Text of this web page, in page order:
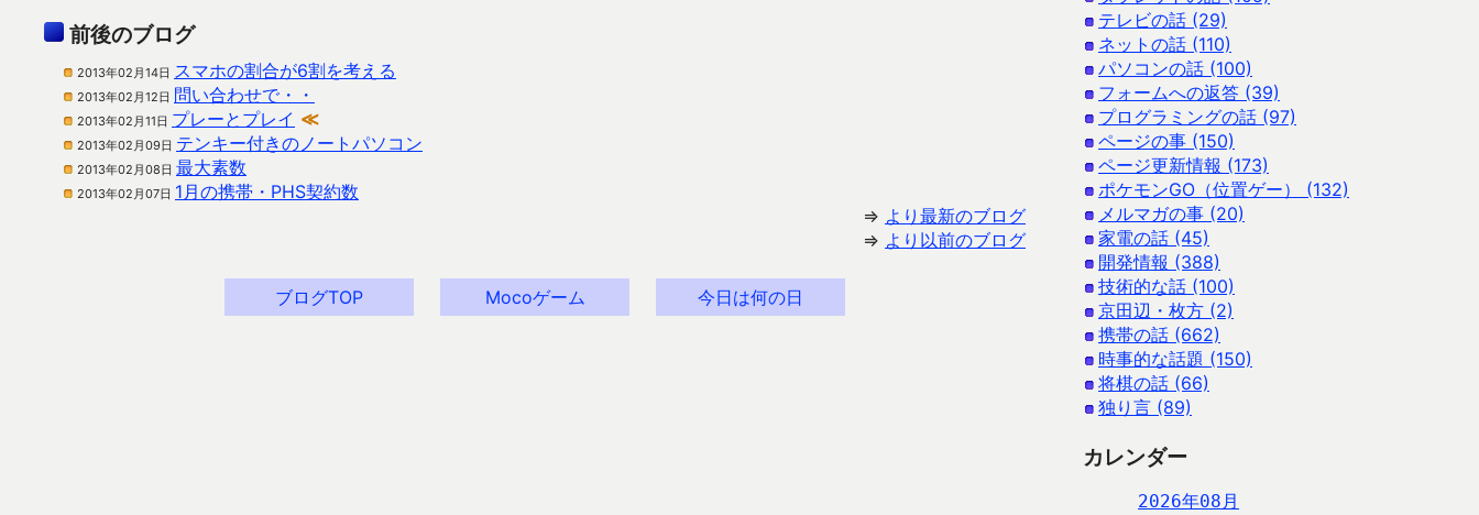
前後のブログ
2013年02月14日 スマホの割合が6割を考える
2013年02月12日 問い合わせで・・
2013年02月11日 プレーとプレイ ≪
2013年02月09日 テンキー付きのノートパソコン
2013年02月08日 最大素数
2013年02月07日 1月の携帯・PHS契約数
⇒ より最新のブログ
⇒ より以前のブログ
ブログTOP Mocoゲーム 今日は何の日
テレビの話 (29)
ネットの話 (110)
パソコンの話 (100)
フォームへの返答 (39)
プログラミングの話 (97)
ページの事 (150)
ページ更新情報 (173)
ポケモンGO（位置ゲー） (132)
メルマガの事 (20)
家電の話 (45)
開発情報 (388)
技術的な話 (100)
京田辺・枚方 (2)
携帯の話 (662)
時事的な話題 (150)
将棋の話 (66)
独り言 (89)
カレンダー
2026年08月